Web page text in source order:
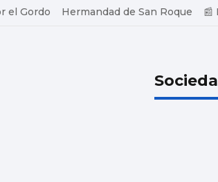
el Gordo Hermandad de San Roque 📰